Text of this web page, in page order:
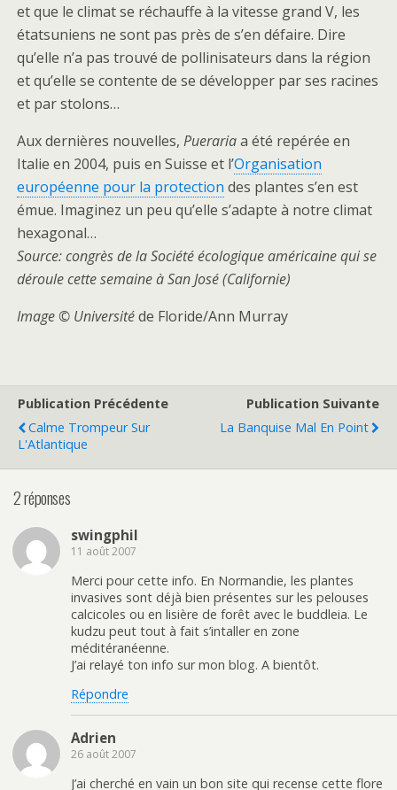
et que le climat se réchauffe à la vitesse grand V, les
étatsuniens ne sont pas près de s’en défaire. Dire
qu’elle n’a pas trouvé de pollinisateurs dans la région
et qu’elle se contente de se développer par ses racines
et par stolons…
Aux dernières nouvelles, Puerariaa été repérée en
Italie en 2004, puis en Suisse et l’Organisation
européenne pour la protection des plantes s’en est
émue. Imaginez un peu qu’elle s’adapte à notre climat
hexagonal…
Source: congrès de la Société écologique américaine qui se
déroule cette semaine à San José (Californie)
Image © Universitéde Floride/Ann Murray
Publication Précédente
Calme Trompeur Sur
L'Atlantique
Publication Suivante
La Banquise Mal En Point
2 réponses
swingphil
11 août 2007
Merci pour cette info. En Normandie, les plantes
invasives sont déjà bien présentes sur les pelouses
calcicoles ou en lisière de forêt avec le buddleia. Le
kudzu peut tout à fait s’intaller en zone
méditéranéenne.
J’ai relayé ton info sur mon blog. A bientôt.
Répondre
Adrien
26 août 2007
J’ai cherché en vain un bon site qui recense cette flore